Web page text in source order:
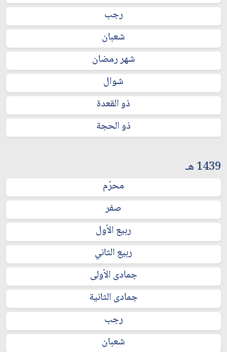
رجب
شعبان
شهر رمضان
شوال
ذو القعدة
ذو الحجة
1439 هـ
محرّم
صفر
ربيع الأول
ربيع الثاني
جمادى الأولى
جمادى الثانية
رجب
شعبان